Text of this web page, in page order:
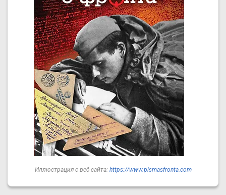
Иллюстрация с веб-сайта: https://www.pismasfronta.com